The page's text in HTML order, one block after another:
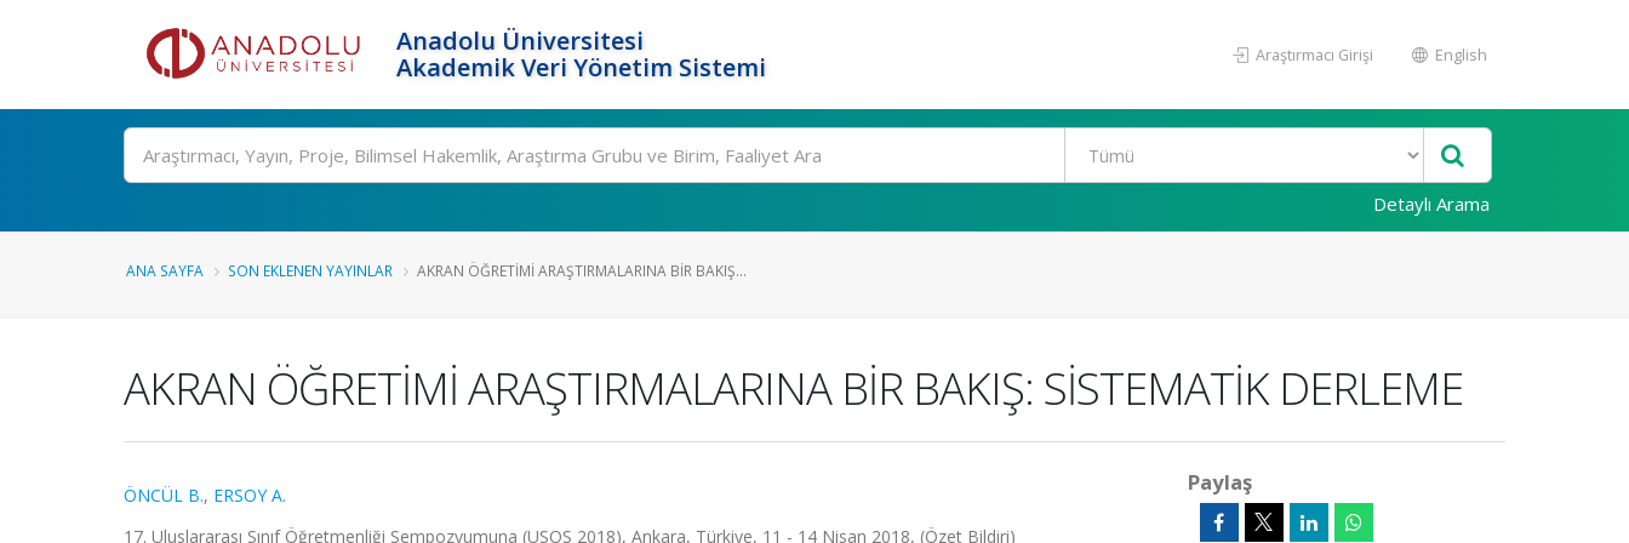
Anadolu Üniversitesi
Akademik Veri Yönetim Sistemi
Araştırmacı Girişi English
Ara
Detaylı Arama
ANA SAYFA SON EKLENEN YAYINLAR AKRAN ÖĞRETİMİ ARAŞTIRMALARINA BİR BAKIŞ...
AKRAN ÖĞRETİMİ ARAŞTIRMALARINA BİR BAKIŞ: SİSTEMATİK DERLEME
ÖNCÜL B., ERSOY A.
17. Uluslararası Sınıf Öğretmenliği Sempozyumuna (USOS 2018), Ankara, Türkiye, 11 - 14 Nisan 2018, (Özet Bildiri)
Paylaş